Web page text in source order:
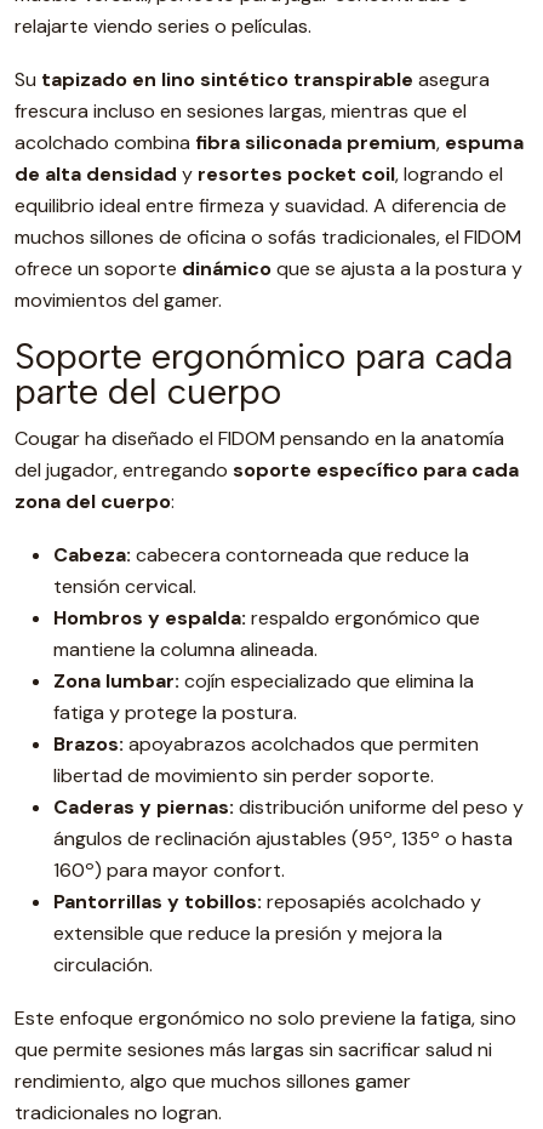
relajarte viendo series o películas.
Su tapizado en lino sintético transpirable asegura
frescura incluso en sesiones largas, mientras que el
acolchado combina fibra siliconada premium, espuma
de alta densidad y resortes pocket coil, logrando el
equilibrio ideal entre firmeza y suavidad. A diferencia de
muchos sillones de oficina o sofás tradicionales, el FIDOM
ofrece un soporte dinámicoque se ajusta a la postura y
movimientos del gamer.
Soporte ergonómico para cada
parte del cuerpo
Cougar ha diseñado el FIDOM pensando en la anatomía
del jugador, entregando soporte específico para cada
zona del cuerpo:
Cabeza: cabecera contorneada que reduce la
tensión cervical.
Hombros y espalda: respaldo ergonómico que
mantiene la columna alineada.
Zona lumbar: cojín especializado que elimina la
fatiga y protege la postura.
Brazos: apoyabrazos acolchados que permiten
libertad de movimiento sin perder soporte.
Caderas y piernas: distribución uniforme del peso y
ángulos de reclinación ajustables (95º, 135º o hasta
160º) para mayor confort.
Pantorrillas y tobillos: reposapiés acolchado y
extensible que reduce la presión y mejora la
circulación.
Este enfoque ergonómico no solo previene la fatiga, sino
que permite sesiones más largas sin sacrificar salud ni
rendimiento, algo que muchos sillones gamer
tradicionales no logran.